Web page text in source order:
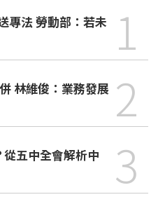
專法 勞動部：若未
1
林維俊：業務發展 2
3